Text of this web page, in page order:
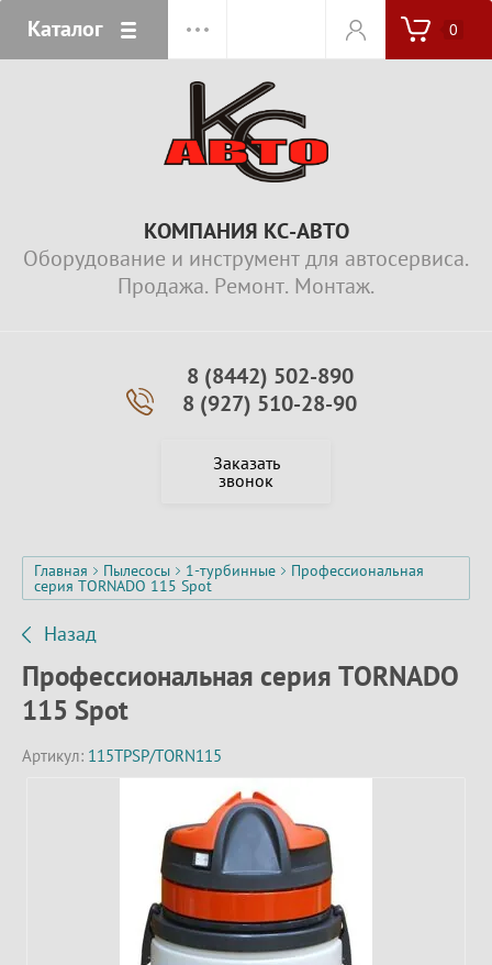
Каталог 0
КОМПАНИЯ КС-АВТО
Оборудование и инструмент для автосервиса.
Продажа. Ремонт. Монтаж.
8 (8442) 502-890
8 (927) 510-28-90
Заказать
звонок
Главная Пылесосы 1-турбинные Профессиональная
серия TORNADO 115 Spot
Назад
Профессиональная серия TORNADO
115 Spot
Артикул: 115TPSP/TORN115